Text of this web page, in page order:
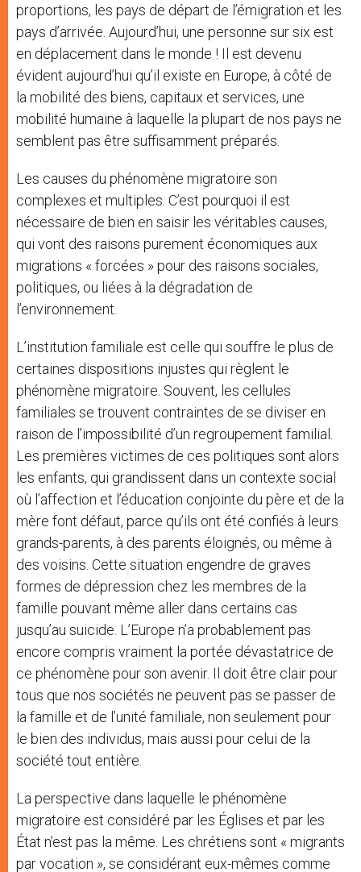
proportions, les pays de départ de l’émigration et les
pays d’arrivée. Aujourd’hui, une personne sur six est
en déplacement dans le monde ! Il est devenu
évident aujourd’hui qu’il existe en Europe, à côté de
la mobilité des biens, capitaux et services, une
mobilité humaine à laquelle la plupart de nos pays ne
semblent pas être suffisamment préparés.
Les causes du phénomène migratoire son
complexes et multiples. C’est pourquoi il est
nécessaire de bien en saisir les véritables causes,
qui vont des raisons purement économiques aux
migrations « forcées » pour des raisons sociales,
politiques, ou liées à la dégradation de
l’environnement.
L’institution familiale est celle qui souffre le plus de
certaines dispositions injustes qui règlent le
phénomène migratoire. Souvent, les cellules
familiales se trouvent contraintes de se diviser en
raison de l’impossibilité d’un regroupement familial.
Les premières victimes de ces politiques sont alors
les enfants, qui grandissent dans un contexte social
où l’affection et l’éducation conjointe du père et de la
mère font défaut, parce qu’ils ont été confiés à leurs
grands-parents, à des parents éloignés, ou même à
des voisins. Cette situation engendre de graves
formes de dépression chez les membres de la
famille pouvant même aller dans certains cas
jusqu’au suicide. L’Europe n’a probablement pas
encore compris vraiment la portée dévastatrice de
ce phénomène pour son avenir. Il doit être clair pour
tous que nos sociétés ne peuvent pas se passer de
la famille et de l’unité familiale, non seulement pour
le bien des individus, mais aussi pour celui de la
société tout entière.
La perspective dans laquelle le phénomène
migratoire est considéré par les Églises et par les
État n’est pas la même. Les chrétiens sont « migrants
par vocation », se considérant eux-mêmes comme